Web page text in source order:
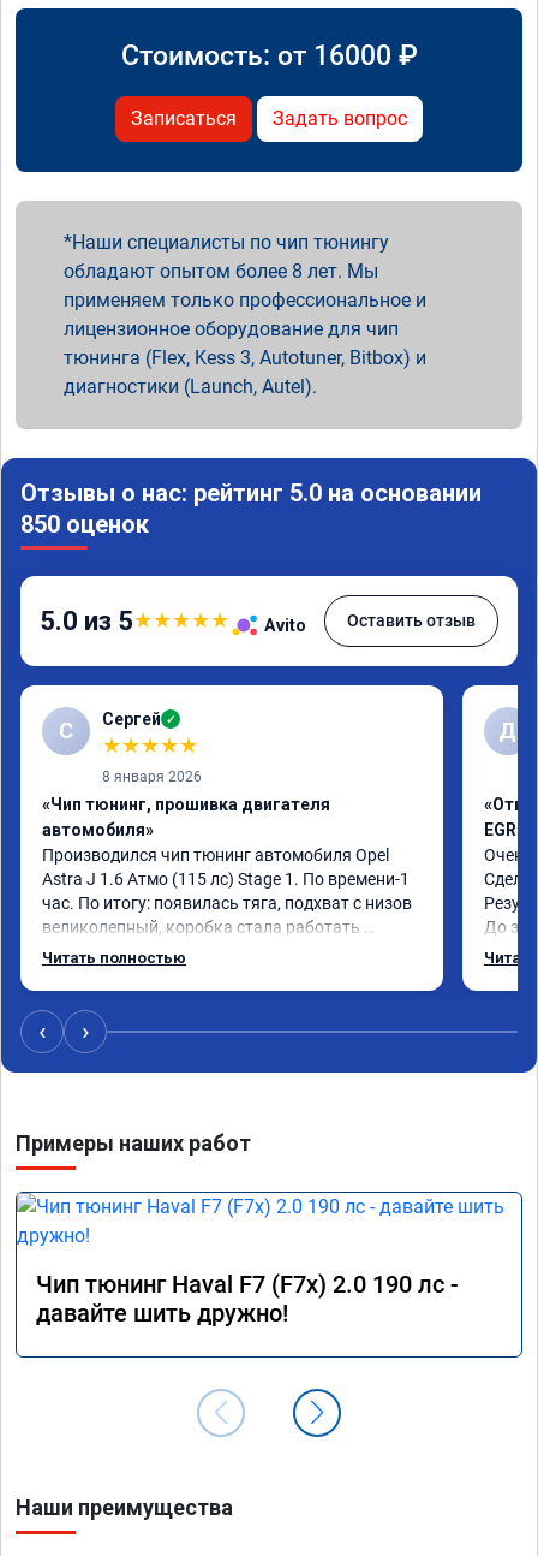
Стоимость: от 16000 ₽
Записаться Задать вопрос
Наши специалисты по чип тюнингу
обладают опытом более 8 лет. Мы
применяем только профессиональное и
лицензионное оборудование для чип
тюнинга (Flex, Kess 3, Autotuner, Bitbox) и
диагностики (Launch, Autel).
Отзывы о нас: рейтинг 5.0 на основании
850 оценок
5.0 из 5★★★★★ Avito Оставить отзыв
С Сергей ✓
★★★★★
8 января 2026
«Чип тюнинг, прошивка двигателя
автомобиля»
Производился чип тюнинг автомобиля Opel
Astra J 1.6 Атмо (115 лс) Stage 1. По времени-1
час. По итогу: появилась тяга, подхват с низов
великолепный, коробка стала работать
плавнее. На трассе быстрее скидывает
Рекомендую компанию!
Номер сертификата: А011870 от 06.01.2026
Читать полностью
Д
EGR»
Очень
До
‹ ›
Примеры наших работ
Чип тюнинг Haval F7 (F7x) 2.0 190 лс -
давайте шить дружно!
Наши преимущества